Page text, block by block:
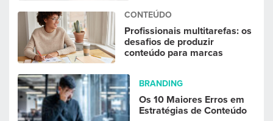
CONTEÚDO
Profissionais multitarefas: os
desafios de produzir
conteúdo para marcas
BRANDING
Os 10 Maiores Erros em
Estratégias de Conteúdo